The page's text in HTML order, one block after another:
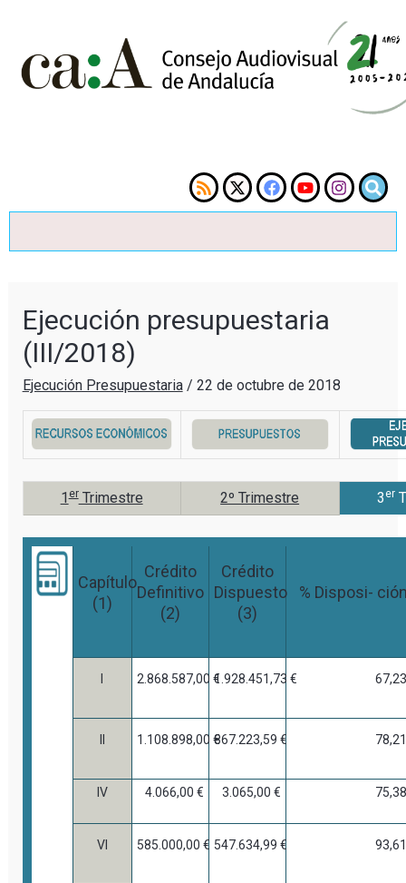
Ejecución presupuestaria
(III/2018)
Ejecución Presupuestaria/ 22 de octubre de 2018
1erTrimestre 2º Trimestre 3 er
Capítulo
(1)
Crédito
Definitivo
(2)
Crédito
Dispuesto
(3)
% Disposi-
2.868.587,00 €1.928.451,73 €
1.108.898,00 €867.223,59 €
IV 4.066,00 € 3.065,00 €
VI 585.000,00 € 547.634,99 €